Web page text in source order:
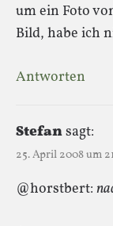
um ein Foto
Bild, habe ich
Antworten
Stefansagt:
25. April 2008 um
@horstbert: